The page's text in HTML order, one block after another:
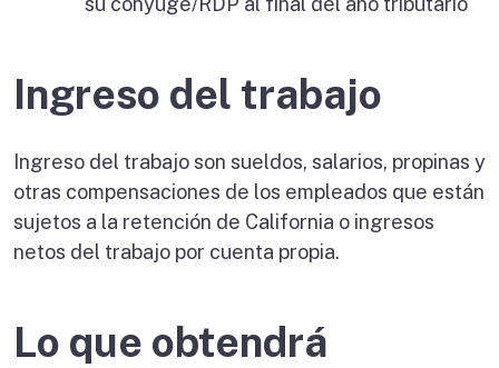
Ingreso del trabajo
Ingreso del trabajo son sueldos, salarios, propinas y
otras compensaciones de los empleados que están
sujetos a la retención de California o ingresos
netos del trabajo por cuenta propia.
Lo que obtendrá